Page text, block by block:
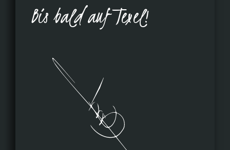
Bis bald auf Texel!